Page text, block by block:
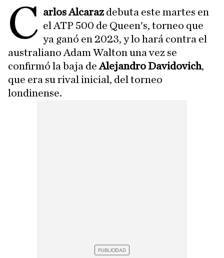
C arlos Alcarazdebuta este martes en
el ATP 500 de Queen's, torneo que
ya ganó en 2023, y lo hará contra el
australiano Adam Walton una vez se
confirmó la baja deAlejandro Davidovich,
que era su rival inicial, del torneo
londinense.